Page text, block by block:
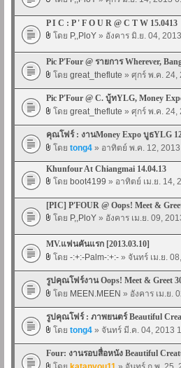
P I C : P ' F O U R @ C T W 15.0413
โดย P,,PloY » อังคาร มิ.ย. 04,
Pic P'Four @ รายการ Wherever,
โดย great_theflute » ศุกร์ พ.ค. 24,
Pic P'Four @ C. บู้ทYLG, Money
โดย great_theflute » ศุกร์ พ.ค. 24,
คุณโฟร์ : งานMoney Expo บูธYLG
โดย tong4 » อาทิตย์ พ.ค. 12,
Khunfour At Chiangmai 14.04.13
โดย boot4199 » อาทิตย์ เม.ย. 14,
[PIC] P'FOUR @ Oops! Meet &
โดย P,,PloY » อังคาร เม.ย. 09,
MV.แฟนคันแรก [2013.03.10]
โดย -:+:-Palm-:+:- » จันทร์ เม.ย.
รูปคุณโฟร์งาน Oops! Meet & Greet
โดย MEEN.MEEN » อังคาร เม.ย.
รูปคุณโฟร์ : ภาพยนตร์ Beautiful
โดย tong4 » จันทร์ มี.ค. 04, 2013
Four: งานรอบสื่อหนัง Beautiful